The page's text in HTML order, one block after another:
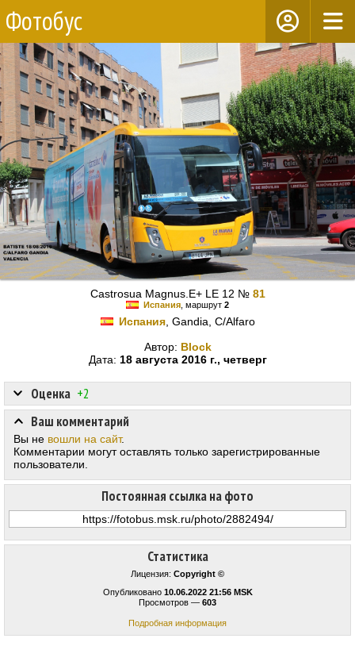
Фотобус
Castrosua Magnus.E+ LE 12 № 81
Испания , маршрут 2
Испания, Gandia, C/Alfaro
Автор: Block
Дата: 18 августа 2016 г., четверг
Статистика
Лицензия: Copyright ©
Опубликовано 10.06.2022 21:56 MSK
Просмотров — 603
Подробная информация
Оценка +2
Постоянная ссылка на фото
Ваш комментарий
Вы не вошли на сайт.
Комментарии могут оставлять только зарегистрированные
пользователи.